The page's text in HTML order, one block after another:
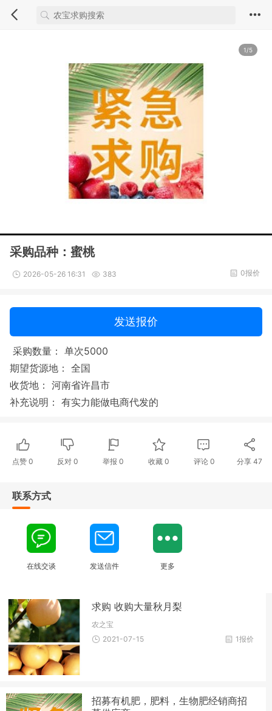
1/5
采购品种：蜜桃
2026-05-26 16:31 383 0报价
发送报价
采购数量： 单次5000
期望货源地： 全国
收货地： 河南省许昌市
补充说明： 有实力能做电商代发的
点赞 0 反对0 举报 0 收藏 0 评论 0 分享 47
联系方式
在线交谈 发送信件 更多
求购 收购大量秋月梨
农之宝
1报价
2021-07-15
招募有机肥，肥料，生物肥经销商招